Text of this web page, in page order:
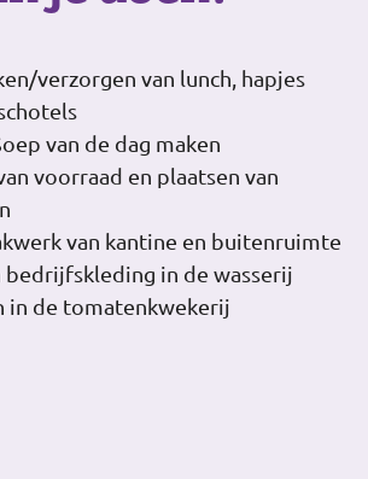
verzorgen van lunch, hapjes
van de dag maken
voorraad en plaatsen van
van kantine en buitenruimte
bedrijfskleding in de wasserij
in de tomatenkwekerij